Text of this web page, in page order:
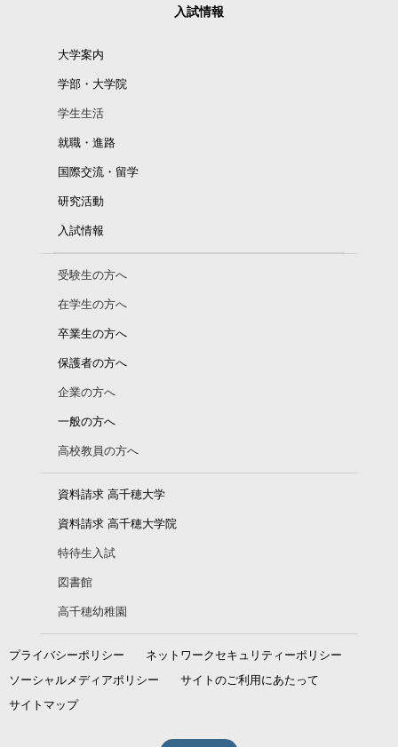
入試情報
大学案内
学部・大学院
学生生活
就職・進路
国際交流・留学
研究活動
入試情報
受験生の方へ
在学生の方へ
卒業生の方へ
保護者の方へ
企業の方へ
一般の方へ
高校教員の方へ
資料請求 高千穂大学
資料請求 高千穂大学院
特待生入試
図書館
高千穂幼稚園
プライバシーポリシー
ネットワークセキュリティーポリシー
ソーシャルメディアポリシー
サイトのご利用にあたって
サイトマップ